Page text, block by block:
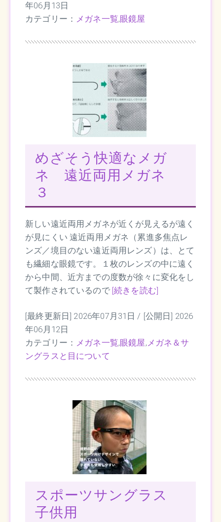
年06月13日
カテゴリー： メガネ一覧,眼鏡屋
めざそう快適なメガ
ネ 遠近両用メガネ
３
新しい遠近両用メガネが近くが見えるが遠く
が見にくい 遠近両用メガネ（累進多焦点レ
ンズ／境目のない遠近両用レンズ）は、とて
も繊細な眼鏡です。１枚のレンズの中に遠く
から中間、近方までの度数が徐々に変化をし
て製作されているので [続きを読む]
[最終更新日] 2026年07月31日 / [公開日] 2026
年06月12日
カテゴリー： メガネ一覧,眼鏡屋,メガネ＆サ
ングラスと目について
スポーツサングラス
子供用